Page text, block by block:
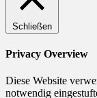
Schließen
Privacy Overview
Diese Website
notwendig